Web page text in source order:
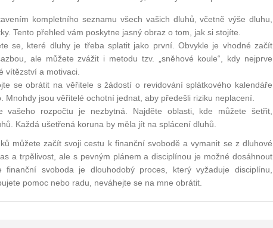
kompletního seznamu všech vašich dluhů, včetně výše dluhu,
Tento přehled vám poskytne jasný obraz o tom, jak si stojíte.
se, které dluhy je třeba splatit jako první. Obvykle je vhodné začít
ale můžete zvážit i metodu tzv. „sněhové koule“, kdy nejprve
vítězství a motivaci.
se obrátit na věřitele s žádostí o revidování splátkového kalendáře
Mnohdy jsou věřitelé ochotní jednat, aby předešli riziku neplacení.
vašeho rozpočtu je nezbytná. Najděte oblasti, kde můžete šetřit,
Každá ušetřená koruna by měla jít na splácení dluhů.
můžete začít svoji cestu k finanční svobodě a vymanit se z dluhové
a trpělivost, ale s pevným plánem a disciplínou je možné dosáhnout
finanční svoboda je dlouhodobý proces, který vyžaduje disciplínu,
pomoc nebo radu, neváhejte se na mne obrátit.